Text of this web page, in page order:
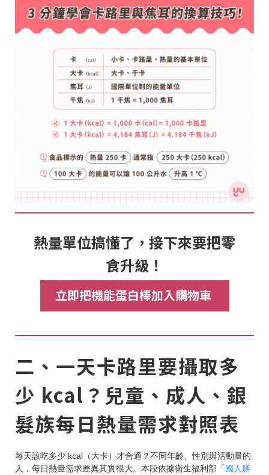
熱量單位搞懂了，接下來要把零
食升級！
立即把機能蛋白棒加入購物車
二、一天卡路里要攝取多
少 kcal？兒童、成人、銀
髮族每日熱量需求對照表
每天該吃多少 kcal（大卡）才合適？不同年齡、性別與活動量的
人，每日熱量需求差異其實很大。本段依據衛生福利部「 國人膳